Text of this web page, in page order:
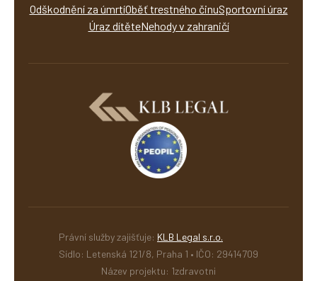
Odškodnění za úmrtíOběť trestného činuSportovní úraz
Úraz dítěteNehody v zahraničí
Právní služby zajišťuje: KLB Legal s.r.o.
Sídlo: Letenská 121/8, Praha 1 • IČO: 29414709
Název projektu: 1zdravotni